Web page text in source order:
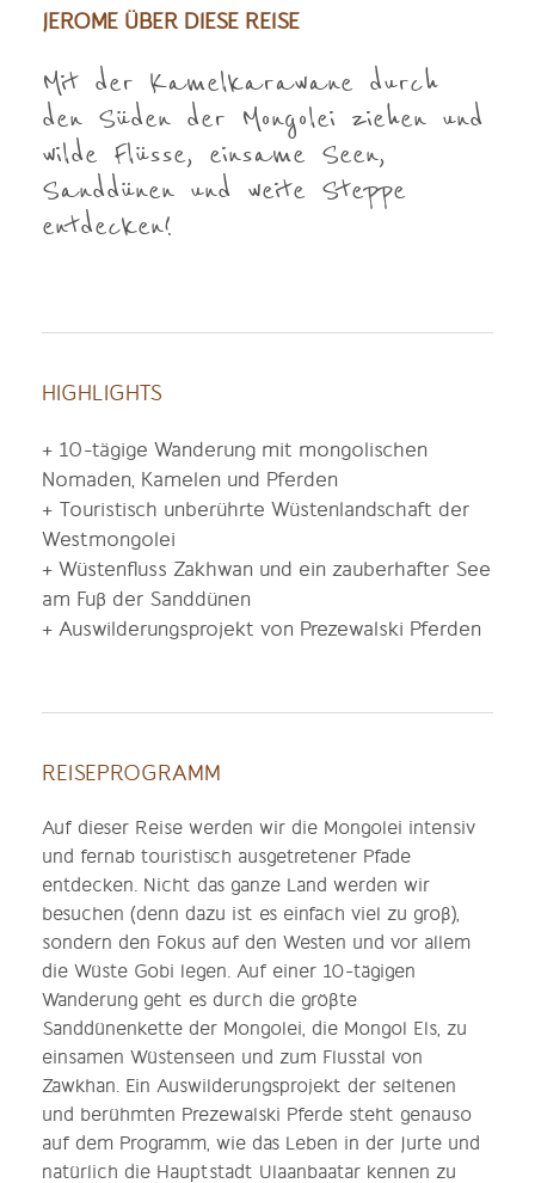
JEROME ÜBER DIESE REISE
Mit der Kamelkarawane durch
den Süden der Mongolei ziehen und
wilde Flüsse, einsame Seen,
Sanddünen und weite Steppe
entdecken!
HIGHLIGHTS
+ 10-tägige Wanderung mit mongolischen
Nomaden, Kamelen und Pferden
+ Touristisch unberührte Wüstenlandschaft der
Westmongolei
+ Wüstenfluss Zakhwan und ein zauberhafter See
am Fuß der Sanddünen
+ Auswilderungsprojekt von Prezewalski Pferden
REISEPROGRAMM
Auf dieser Reise werden wir die Mongolei intensiv
und fernab touristisch ausgetretener Pfade
entdecken. Nicht das ganze Land werden wir
besuchen (denn dazu ist es einfach viel zu groß),
sondern den Fokus auf den Westen und vor allem
die Wüste Gobi legen. Auf einer 10-tägigen
Wanderung geht es durch die größte
Sanddünenkette der Mongolei, die Mongol Els, zu
einsamen Wüstenseen und zum Flusstal von
Zawkhan. Ein Auswilderungsprojekt der seltenen
und berühmten Prezewalski Pferde steht genauso
auf dem Programm, wie das Leben in der Jurte und
natürlich die Hauptstadt Ulaanbaatar kennen zu